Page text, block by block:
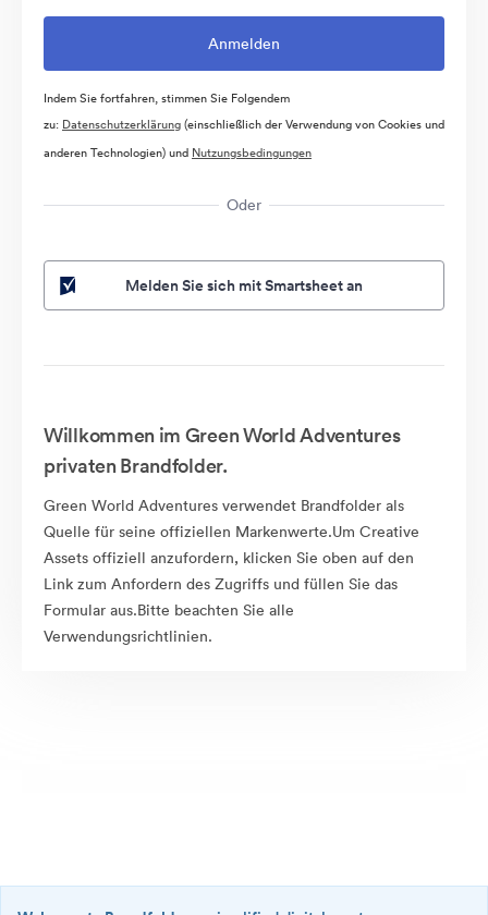
Indem Sie fortfahren, stimmen Sie Folgendem
zu: Datenschutzerklärung(einschließlich der Verwendung von Cookies und
anderen Technologien) und Nutzungsbedingungen
Oder
Melden Sie sich mit Smartsheet an
Willkommen im Green World Adventures
privaten Brandfolder.
Green World Adventures verwendet Brandfolder als
Quelle für seine offiziellen Markenwerte.Um Creative
Assets offiziell anzufordern, klicken Sie oben auf den
Link zum Anfordern des Zugriffs und füllen Sie das
Formular aus.Bitte beachten Sie alle
Verwendungsrichtlinien.